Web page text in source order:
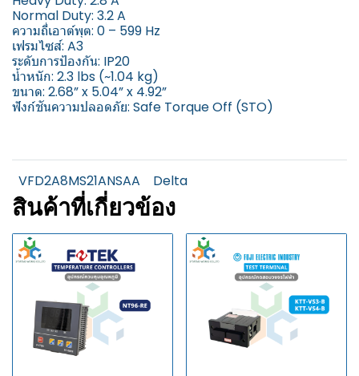
Normal Duty: 3.2 A
ความถี่เอาต์พุต: 0 – 599 Hz
เฟรมไซส์: A3
ระดับการป้องกัน: IP20
น้ำหนัก: 2.3 lbs (~1.04 kg)
ขนาด: 2.68” x 5.04” x 4.92”
ฟังก์ชันความปลอดภัย: Safe Torque Off (STO)
VFD2A8MS21ANSAA Delta
สินค้าที่เกี่ยวข้อง